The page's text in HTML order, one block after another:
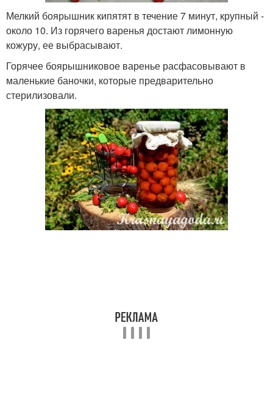
Мелкий боярышник кипятят в течение 7 минут, крупный -
около 10. Из горячего варенья достают лимонную
кожуру, ее выбрасывают.
Горячее боярышниковое варенье расфасовывают в
маленькие баночки, которые предварительно
стерилизовали.